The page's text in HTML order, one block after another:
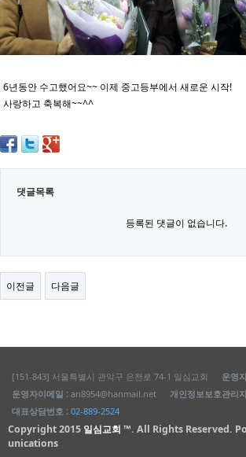
6년동안 수고했어요~~ 이제 중고등부에서 새로운 시작!
사랑하고 축복해~~^^
댓글목록
등록된 댓글이 없습니다.
이전글 다음글
[151-843] 서울특별시 관악구 은천로 74-1 일심교회 운영
운영자이메일 : an8954@hanmail.net 개인정보보호관리
대표상담번호 : 02-889-2524
Copyright 2015 일심교회 ™. All Rights Reserved.
unications